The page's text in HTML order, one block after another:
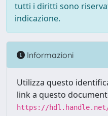
tutti i diritti sono
indicazione.
Informazioni
Utilizza questo
link a questo
https://hdl.handle.net/